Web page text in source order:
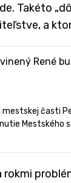
Takéto
a
René
časti
Mestského